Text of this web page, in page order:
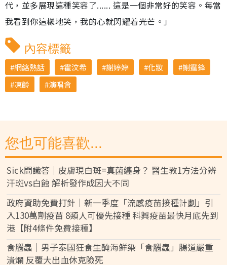
代，並多展現這種笑容了...... 這是一個非常好的笑容。每當
我看到你這樣地笑，我的心就閃耀着光芒。」
內容標籤
網絡熱話 霍汶希 謝婷婷 化妝
謝霆鋒
凍齡
演唱會
您也可能喜歡...
Sick問識答｜皮膚現白斑=真菌纏身？ 醫生教1方法分辨
汗斑vs白蝕 解析發作成因大不同
政府資助免費打針｜新一季度「流感疫苗接種計劃」引
入130萬劑疫苗 8類人可優先接種 科興疫苗最快月底先到
港【附4條件免費接種】
食腦蟲｜男子泰國狂食生醃海鮮染「食腦蟲」腸道嚴重
潰爛 反覆大出血休克險死